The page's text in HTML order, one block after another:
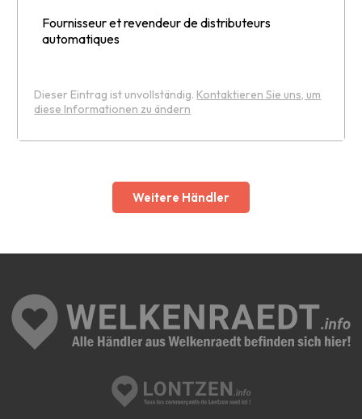
Fournisseur et revendeur de distributeurs
automatiques
Dieser Eintrag ist unvollständig. Kontaktieren Sie uns, um
diese Informationen zu ändern
Weitere Händler